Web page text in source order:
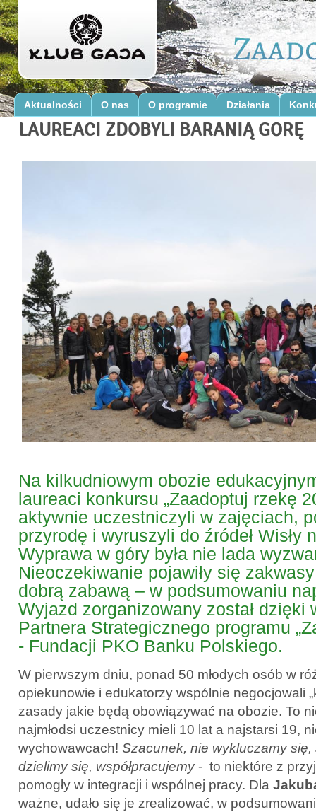
Aktualności O nas O programie Działania
LAUREACI ZDOBYLI BARANIĄ GÓRĘ
Na kilkudniowym obozie
laureaci konkursu „Zaadoptuj rzekę
aktywnie uczestniczyli w zajęciach,
przyrodę i wyruszyli do źródeł Wisły
Wyprawa w góry była nie lada
Nieoczekiwanie pojawiły się
dobrą zabawą – w podsumowaniu
Wyjazd zorganizowany został dzięki
Partnera Strategicznego programu
- Fundacji PKO Banku Polskiego.
W pierwszym dniu, ponad 50 młodych osób w
opiekunowie i edukatorzy wspólnie negocjowali
zasady jakie będą obowiązywać na obozie. To
najmłodsi uczestnicy mieli 10 lat a najstarsi 19,
wychowawcach! Szacunek, nie wykluczamy się,
dzielimy się, współpracujemy- to niektóre z
pomogły w integracji i wspólnej pracy. Dla
ważne, udało się je zrealizować, w